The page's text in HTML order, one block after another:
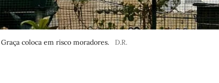
coloca em risco moradores. D.R.